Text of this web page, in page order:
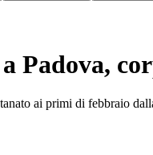
Padova,
ai primi di febbraio